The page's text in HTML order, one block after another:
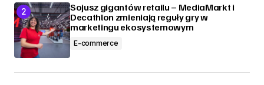
Sojusz gigantów retailu – MediaMarkt i
Decathlon zmieniają reguły gry w
marketingu ekosystemowym
E-commerce